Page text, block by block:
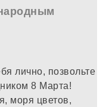
лично, позвольте
8 Марта!
моря цветов,